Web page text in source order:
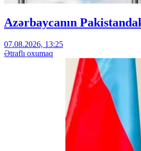
Azərbaycanın
07.08.2026, 13:25
Ətraflı oxumaq